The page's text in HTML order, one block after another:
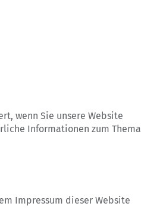
wenn Sie unsere Website
Informationen zum Thema
Impressum dieser Website